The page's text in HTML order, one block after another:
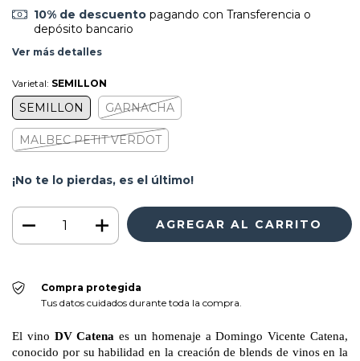
10% de descuentopagando con Transferencia o
depósito bancario
Ver más detalles
Varietal: SEMILLON
SEMILLON GARNACHA
MALBEC PETIT VERDOT
¡No te lo pierdas, es el último!
Compra protegida
Tus datos cuidados durante toda la compra.
El vino DV Catena es un homenaje a Domingo Vicente Catena,
conocido por su habilidad en la creación de blends de vinos en la